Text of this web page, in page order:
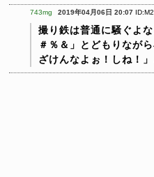
743mg 2019年04月06日 20:07
撮り鉄は普通に騒ぐよ
＃％＆」とどもりなが
ざけんなよぉ！しね！